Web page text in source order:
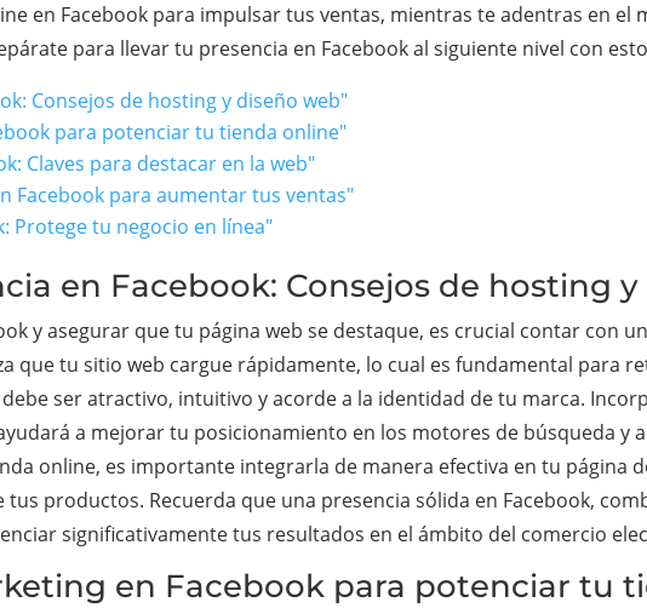
en Facebook para impulsar tus ventas, mientras te adentras en el
para llevar tu presencia en Facebook al siguiente nivel con
Consejos de hosting y diseño web"
para potenciar tu tienda online"
Claves para destacar en la web"
Facebook para aumentar tus ventas"
Protege tu negocio en línea"
en Facebook: Consejos de hosting
y asegurar que tu página web se destaque, es crucial contar con
que tu sitio web cargue rápidamente, lo cual es fundamental para
ser atractivo, intuitivo y acorde a la identidad de tu marca.
a mejorar tu posicionamiento en los motores de búsqueda y
online, es importante integrarla de manera efectiva en tu página
productos. Recuerda que una presencia sólida en Facebook,
significativamente tus resultados en el ámbito del comercio
en Facebook para potenciar tu